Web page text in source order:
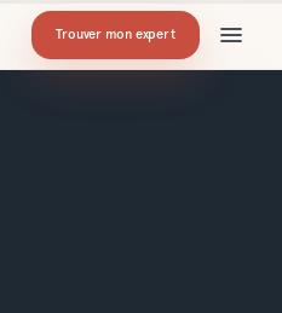
Trouver mon expert